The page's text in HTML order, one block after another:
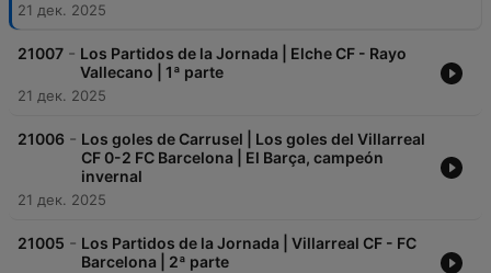
21 дек. 2025
21007 - Los Partidos de la Jornada | Elche CF - Rayo
Vallecano | 1ª parte
21 дек. 2025
21006 - Los goles de Carrusel | Los goles del Villarreal
CF 0-2 FC Barcelona | El Barça, campeón
invernal
21 дек. 2025
21005 - Los Partidos de la Jornada | Villarreal CF - FC
Barcelona | 2ª parte